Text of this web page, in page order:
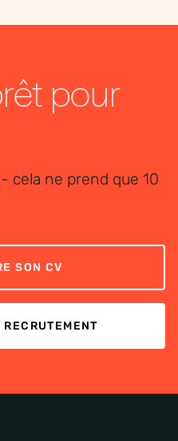
pour
cela ne prend que 10
SON CV